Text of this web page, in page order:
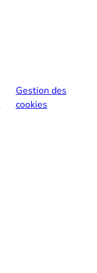
Gestion des
cookies